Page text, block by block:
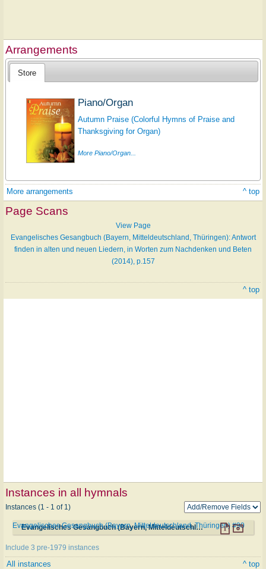
Arrangements
Store
Piano/Organ
Autumn Praise (Colorful Hymns of Praise and
Thanksgiving for Organ)
More Piano/Organ...
More arrangements ^ top
Page Scans
View Page
Evangelisches Gesangbuch (Bayern, Mitteldeutschland, Thüringen): Antwort
finden in alten und neuen Liedern, in Worten zum Nachdenken und Beten
(2014), p.157
^ top
Instances in all hymnals
Instances (1 - 1 of 1)
Evangelisches Gesangbuch (Bayern, Mitteldeutschland, Thüringen) #90
Evangelisches Gesangbuch (Bayern, Mitteldeutschland, Thüringen) #90
Include 3 pre-1979 instances
All instances ^ top